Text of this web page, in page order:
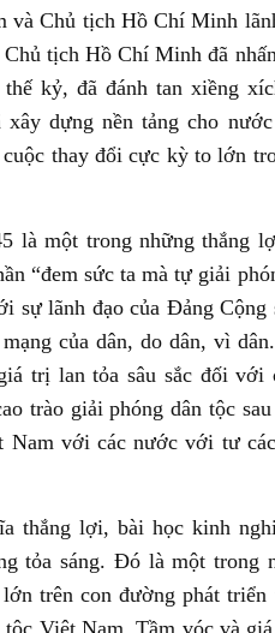
và Chủ tịch Hồ Chí Minh
tịch Hồ Chí Minh đã
kỷ, đã đánh tan xiềng
dựng nền tảng cho
thay đổi cực kỳ to lớn
là một trong những thắng
“đem sức ta mà tự giải
sự lãnh đạo của Đảng Cộng
của dân, do dân, vì
trị lan tỏa sâu sắc đối với
trào giải phóng dân tộc
với các nước với tư
thắng lợi, bài học kinh
tỏa sáng. Đó là một trong
trên con đường phát triển
Việt Nam. Tầm vóc và